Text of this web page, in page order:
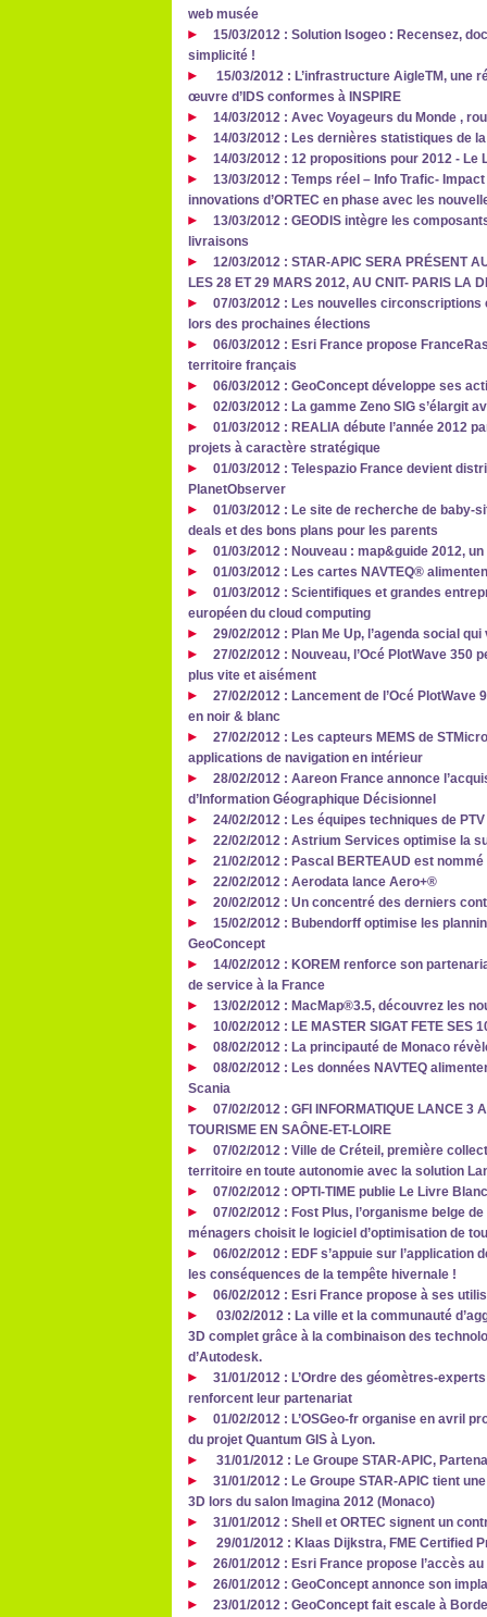
web musée
15/03/2012 : Solution Isogeo : Recensez,
simplicité !
15/03/2012 : L’infrastructure AigleTM, une
œuvre d’IDS conformes à INSPIRE
14/03/2012 : Avec Voyageurs du Monde ,
14/03/2012 : Les dernières statistiques de
14/03/2012 : 12 propositions pour 2012 -
13/03/2012 : Temps réel – Info Trafic-
innovations d’ORTEC en phase avec les
13/03/2012 : GEODIS intègre les
livraisons
12/03/2012 : STAR-APIC SERA PRÉSENT
LES 28 ET 29 MARS 2012, AU CNIT- PARIS LA
07/03/2012 : Les nouvelles
lors des prochaines élections
06/03/2012 : Esri France propose
territoire français
06/03/2012 : GeoConcept développe ses
02/03/2012 : La gamme Zeno SIG s’élargit
01/03/2012 : REALIA débute l’année 2012
projets à caractère stratégique
01/03/2012 : Telespazio France devient
PlanetObserver
01/03/2012 : Le site de recherche de baby-
deals et des bons plans pour les parents
01/03/2012 : Nouveau : map&guide 2012,
01/03/2012 : Les cartes NAVTEQ®
01/03/2012 : Scientifiques et grandes
européen du cloud computing
29/02/2012 : Plan Me Up, l’agenda social
27/02/2012 : Nouveau, l’Océ PlotWave
plus vite et aisément
27/02/2012 : Lancement de l’Océ
en noir & blanc
27/02/2012 : Les capteurs MEMS de
applications de navigation en intérieur
28/02/2012 : Aareon France annonce
d’Information Géographique Décisionnel
24/02/2012 : Les équipes techniques de
22/02/2012 : Astrium Services optimise la
21/02/2012 : Pascal BERTEAUD est
22/02/2012 : Aerodata lance Aero+®
20/02/2012 : Un concentré des derniers
15/02/2012 : Bubendorff optimise les
GeoConcept
14/02/2012 : KOREM renforce son
de service à la France
13/02/2012 : MacMap®3.5, découvrez les
10/02/2012 : LE MASTER SIGAT FETE SES
08/02/2012 : La principauté de Monaco
08/02/2012 : Les données NAVTEQ
Scania
07/02/2012 : GFI INFORMATIQUE LANCE 3
TOURISME EN SAÔNE-ET-LOIRE
07/02/2012 : Ville de Créteil, première
territoire en toute autonomie avec la solution
07/02/2012 : OPTI-TIME publie Le Livre
07/02/2012 : Fost Plus, l’organisme belge
ménagers choisit le logiciel d’optimisation de
06/02/2012 : EDF s’appuie sur
les conséquences de la tempête hivernale !
06/02/2012 : Esri France propose à ses
03/02/2012 : La ville et la communauté
3D complet grâce à la combinaison des
d’Autodesk.
31/01/2012 : L’Ordre des géomètres-
renforcent leur partenariat
01/02/2012 : L’OSGeo-fr organise en avril
du projet Quantum GIS à Lyon.
31/01/2012 : Le Groupe STAR-APIC,
31/01/2012 : Le Groupe STAR-APIC tient
3D lors du salon Imagina 2012 (Monaco)
31/01/2012 : Shell et ORTEC signent un
29/01/2012 : Klaas Dijkstra, FME Certified
26/01/2012 : Esri France propose l’accès
26/01/2012 : GeoConcept annonce son
23/01/2012 : GeoConcept fait escale à